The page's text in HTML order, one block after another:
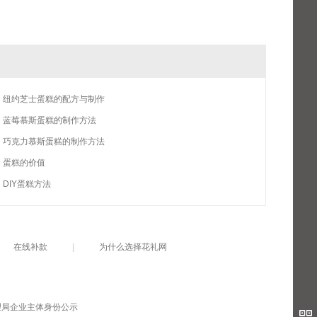
纽约芝士蛋糕的配方与制作
蓝莓慕斯蛋糕的制作方法
巧克力慕斯蛋糕的制作方法
蛋糕的价值
DIY蛋糕方法
在线补款 为什么选择花礼网